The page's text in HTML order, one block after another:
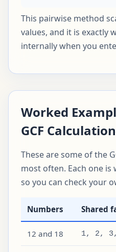
This pairwise method
values, and it is exactly
internally when you
Worked
GCF
These are some of the
most often. Each one
so you can check your
Numbers Shared
12 and 18 1, 2,